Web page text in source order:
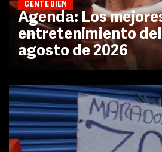
GENTE BIEN
Agenda: Los
entretenimiento del
agosto de 2026